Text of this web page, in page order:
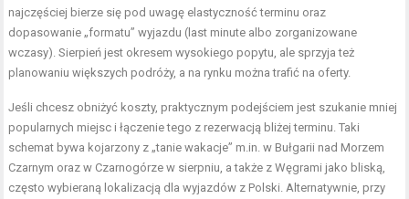
najczęściej bierze się pod uwagę elastyczność terminu oraz
dopasowanie „formatu” wyjazdu (last minute albo zorganizowane
wczasy). Sierpień jest okresem wysokiego popytu, ale sprzyja też
planowaniu większych podróży, a na rynku można trafić na oferty.
Jeśli chcesz obniżyć koszty, praktycznym podejściem jest szukanie mniej
popularnych miejsc i łączenie tego z rezerwacją bliżej terminu. Taki
schemat bywa kojarzony z „tanie wakacje” m.in. w Bułgarii nad Morzem
Czarnym oraz w Czarnogórze w sierpniu, a także z Węgrami jako bliską,
często wybieraną lokalizacją dla wyjazdów z Polski. Alternatywnie, przy